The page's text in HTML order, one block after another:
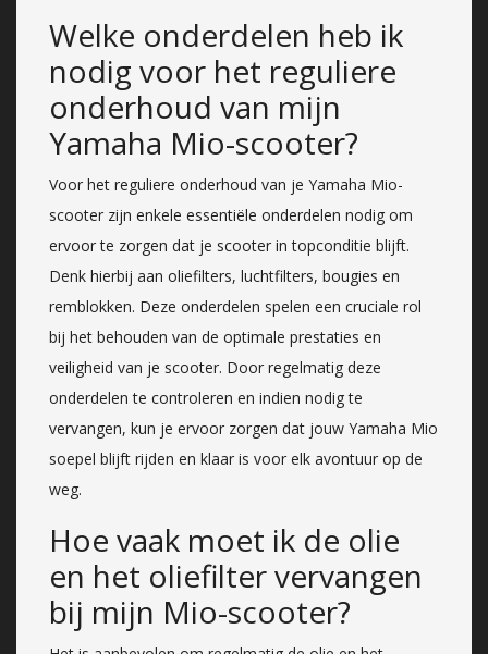
Welke onderdelen heb ik
nodig voor het reguliere
onderhoud van mijn
Yamaha Mio-scooter?
Voor het reguliere onderhoud van je Yamaha Mio-
scooter zijn enkele essentiële onderdelen nodig om
ervoor te zorgen dat je scooter in topconditie blijft.
Denk hierbij aan oliefilters, luchtfilters, bougies en
remblokken. Deze onderdelen spelen een cruciale rol
bij het behouden van de optimale prestaties en
veiligheid van je scooter. Door regelmatig deze
onderdelen te controleren en indien nodig te
vervangen, kun je ervoor zorgen dat jouw Yamaha Mio
soepel blijft rijden en klaar is voor elk avontuur op de
weg.
Hoe vaak moet ik de olie
en het oliefilter vervangen
bij mijn Mio-scooter?